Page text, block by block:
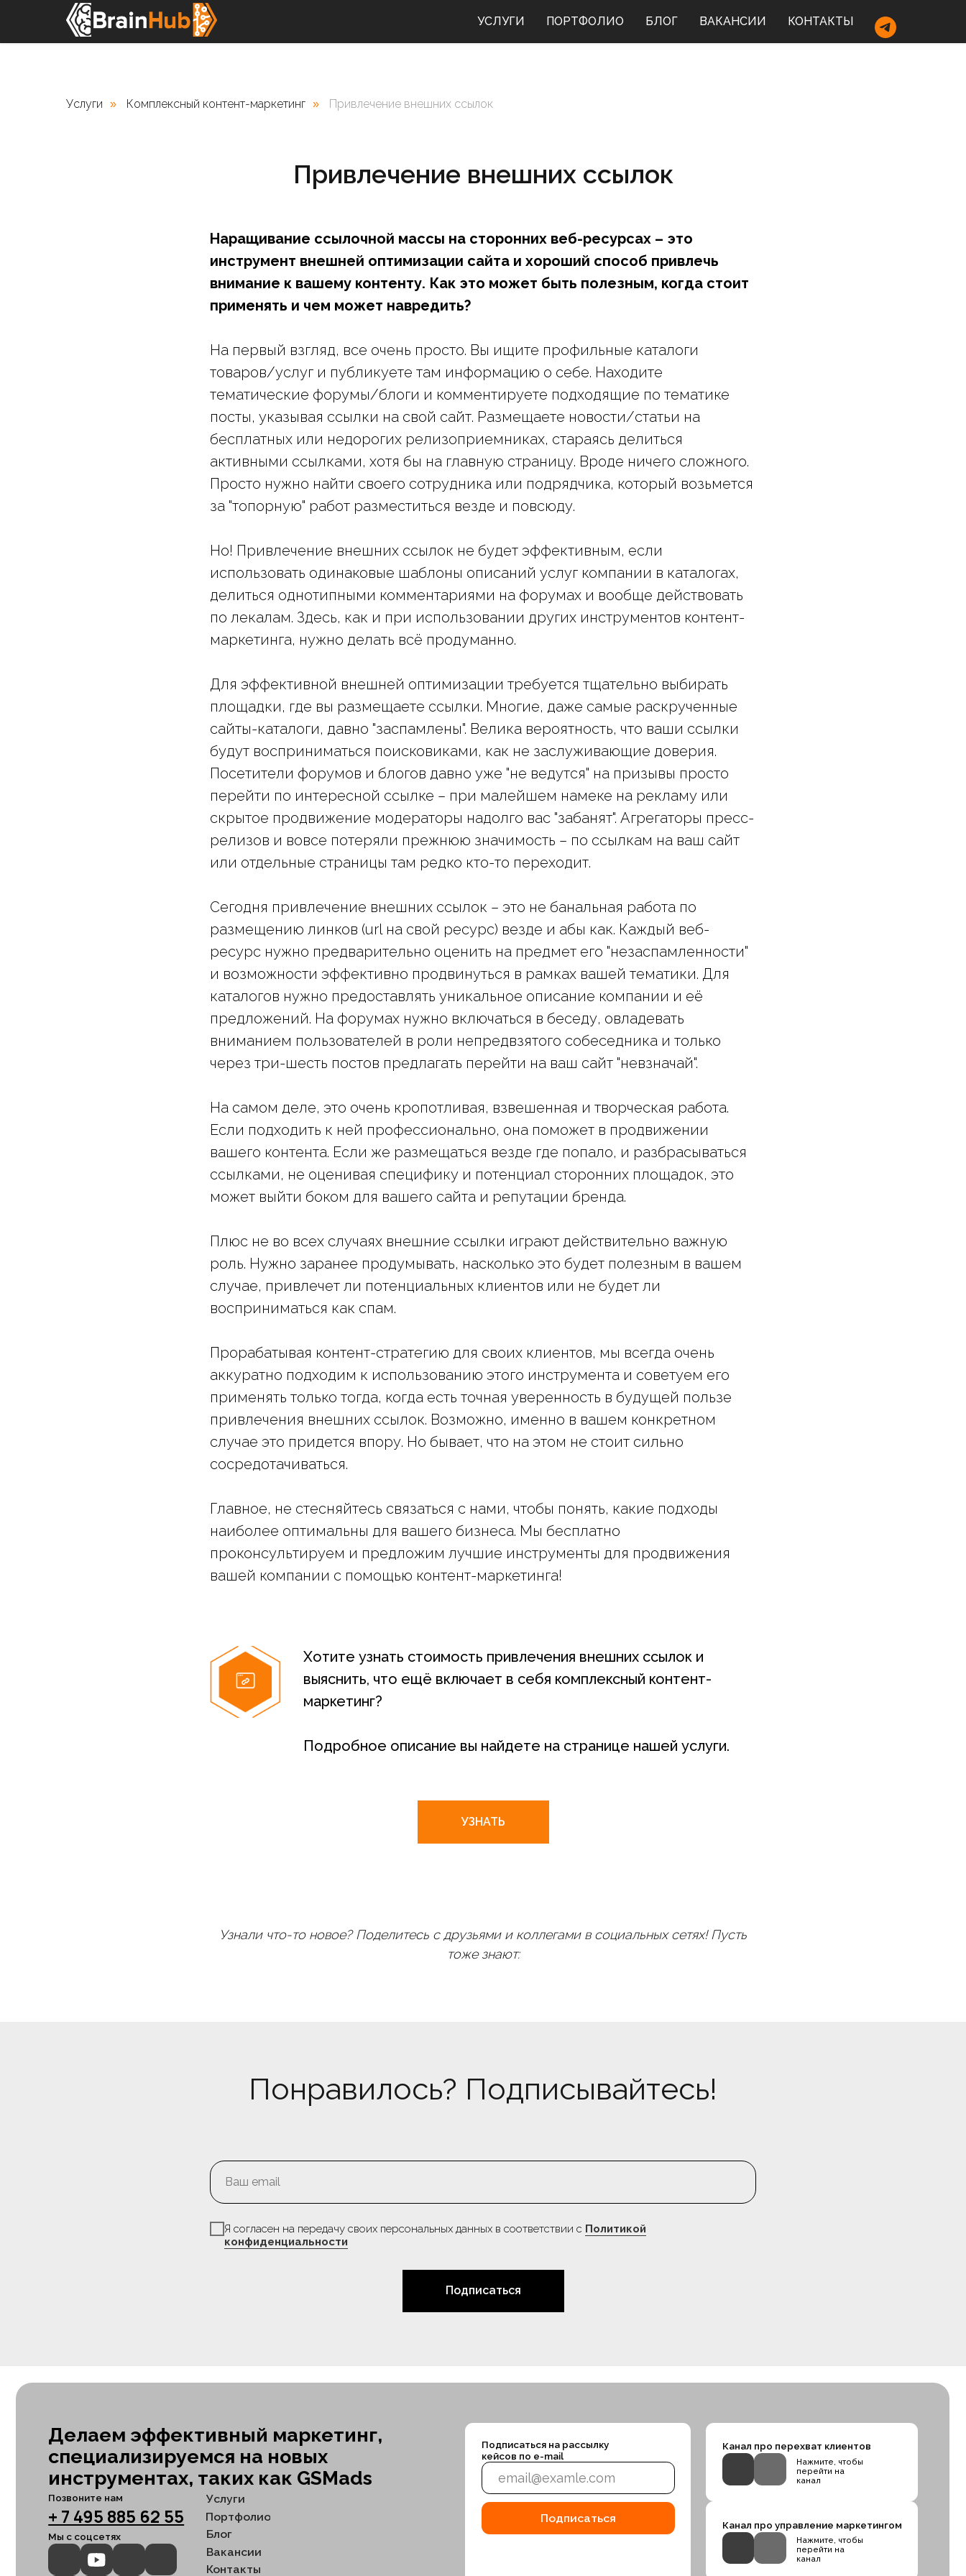
УСЛУГИ ПОРТФОЛИО БЛОГ ВАКАНСИИ КОНТАКТЫ
Услуги » Комплексный контент-маркетинг » Привлечение внешних ссылок
Привлечение внешних ссылок
Наращивание ссылочной массы на сторонних веб-ресурсах – это
инструмент внешней оптимизации сайта и хороший способ привлечь
внимание к вашему контенту. Как это может быть полезным, когда стоит
применять и чем может навредить?
На первый взгляд, все очень просто. Вы ищите профильные каталоги
товаров/услуг и публикуете там информацию о себе. Находите
тематические форумы/блоги и комментируете подходящие по тематике
посты, указывая ссылки на свой сайт. Размещаете новости/статьи на
бесплатных или недорогих релизоприемниках, стараясь делиться
активными ссылками, хотя бы на главную страницу. Вроде ничего сложного.
Просто нужно найти своего сотрудника или подрядчика, который возьмется
за "топорную" работ разместиться везде и повсюду.
Но! Привлечение внешних ссылок не будет эффективным, если
использовать одинаковые шаблоны описаний услуг компании в каталогах,
делиться однотипными комментариями на форумах и вообще действовать
по лекалам. Здесь, как и при использовании других инструментов контент-
маркетинга, нужно делать всё продуманно.
Для эффективной внешней оптимизации требуется тщательно выбирать
площадки, где вы размещаете ссылки. Многие, даже самые раскрученные
сайты-каталоги, давно "заспамлены". Велика вероятность, что ваши ссылки
будут восприниматься поисковиками, как не заслуживающие доверия.
Посетители форумов и блогов давно уже "не ведутся" на призывы просто
перейти по интересной ссылке – при малейшем намеке на рекламу или
скрытое продвижение модераторы надолго вас "забанят". Агрегаторы пресс-
релизов и вовсе потеряли прежнюю значимость – по ссылкам на ваш сайт
или отдельные страницы там редко кто-то переходит.
Сегодня привлечение внешних ссылок – это не банальная работа по
размещению линков (url на свой ресурс) везде и абы как. Каждый веб-
ресурс нужно предварительно оценить на предмет его "незаспамленности"
и возможности эффективно продвинуться в рамках вашей тематики. Для
каталогов нужно предоставлять уникальное описание компании и её
предложений. На форумах нужно включаться в беседу, овладевать
вниманием пользователей в роли непредвзятого собеседника и только
через три-шесть постов предлагать перейти на ваш сайт "невзначай".
На самом деле, это очень кропотливая, взвешенная и творческая работа.
Если подходить к ней профессионально, она поможет в продвижении
вашего контента. Если же размещаться везде где попало, и разбрасываться
ссылками, не оценивая специфику и потенциал сторонних площадок, это
может выйти боком для вашего сайта и репутации бренда.
Плюс не во всех случаях внешние ссылки играют действительно важную
роль. Нужно заранее продумывать, насколько это будет полезным в вашем
случае, привлечет ли потенциальных клиентов или не будет ли
восприниматься как спам.
Прорабатывая контент-стратегию для своих клиентов, мы всегда очень
аккуратно подходим к использованию этого инструмента и советуем его
применять только тогда, когда есть точная уверенность в будущей пользе
привлечения внешних ссылок. Возможно, именно в вашем конкретном
случае это придется впору. Но бывает, что на этом не стоит сильно
сосредотачиваться.
Главное, не стесняйтесь связаться с нами, чтобы понять, какие подходы
наиболее оптимальны для вашего бизнеса. Мы бесплатно
проконсультируем и предложим лучшие инструменты для продвижения
вашей компании с помощью контент-маркетинга!
Хотите узнать стоимость привлечения внешних ссылок и
выяснить, что ещё включает в себя комплексный контент-
маркетинг?
Подробное описание вы найдете на странице нашей услуги.
УЗНАТЬ
Узнали что-то новое? Поделитесь с друзьями и коллегами в социальных сетях! Пусть
тоже знают:
Понравилось? Подписывайтесь!
Я согласен на передачу своих персональных данных в соответствии с Политикой
конфиденциальности
Подписаться
Олегович
Делаем эффективный маркетинг,
специализируемся на новых
Портфолио
Согласие на обработку файлов
Нажмите, чтобы
перейти на